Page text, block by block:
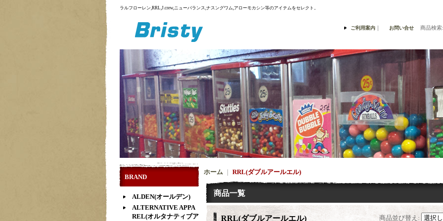
ラルフローレン,RRL,J.crew,ニューバランス,ナスングワム,アローモカシン等のアイテムをセレクト。
ご利用案内 ｜ お問い合せ 商品検索:
BRAND
ALDEN(オールデン)
ALTERNATIVE APPA
REL(オルタナティブア
ホーム RRL(ダブルアールエル)
商品一覧
RRL(ダブルアールエル) 商品並び替え :